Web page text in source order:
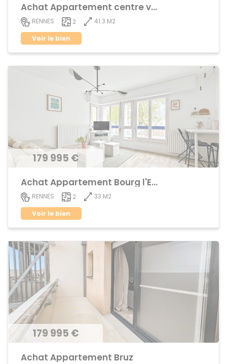
Achat Appartement centre ville
RENNES 2
41.3 M2
Voir le bien
179 995 €
Achat Appartement Bourg l'Evêque
RENNES 2
33 M2
Voir le bien
179 995 €
Achat Appartement Bruz